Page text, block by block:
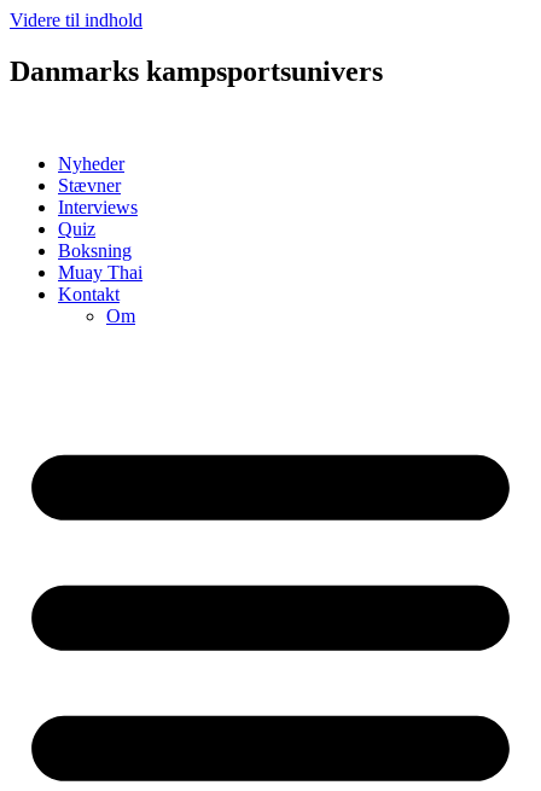
Videre til indhold
Danmarks kampsportsunivers
Nyheder
Stævner
Interviews
Quiz
Boksning
Muay Thai
Kontakt
Om